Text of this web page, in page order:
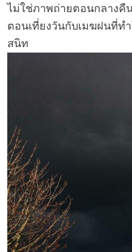
ไม่ใช่ภาพถ่ายตอนกลาง
ตอนเที่ยงวันกับเมฆฝนที่ท
สนิท